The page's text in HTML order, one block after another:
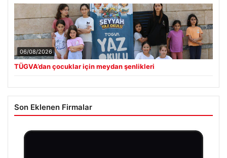
06/08/2026
TÜGVA’dan çocuklar için meydan şenlikleri
Son Eklenen Firmalar